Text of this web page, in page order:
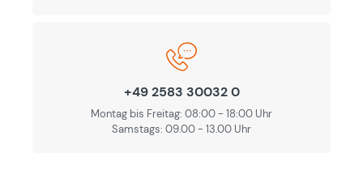
+49 2583 30032 0
Montag bis Freitag: 08:00 - 18:00 Uhr
Samstags: 09.00 - 13.00 Uhr